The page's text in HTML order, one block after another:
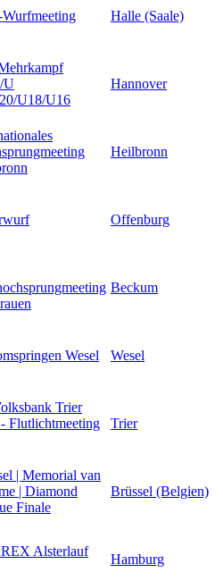
Halle (Saale)
U
U18/U16
Hannover
Heilbronn
Offenburg
Beckum
Wesel Wesel
Trier
Flutlichtmeeting
Trier
| Memorial van
| Diamond
Finale
Brüssel (Belgien)
Alsterlauf
Hamburg